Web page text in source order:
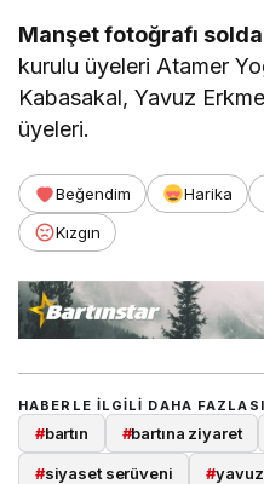
Manşet fotoğrafı
kurulu üyeleri Atamer
Kabasakal, Yavuz
üyeleri.
Beğendim Harika
Kızgın
HABERLE ILGILI DAHA FAZLASI
#bartın #bartına ziyaret
#siyaset serüveni #